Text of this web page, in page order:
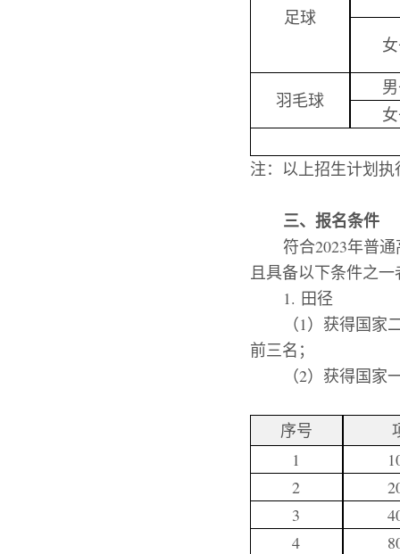
足球
羽毛球
注：以上招生计划
三、报名条件
符合2023年普
且具备以下条件之
1. 田径
（1） 获得国家
前三名；
（2） 获得国家
序号
1
2
3
4